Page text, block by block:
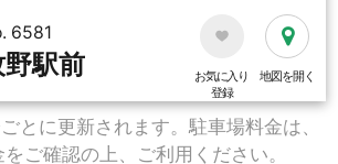
6581
駅前
お気に入り
登録
地図を開く
とに更新されます。駐車場料金は、
ご確認の上、ご利用ください。